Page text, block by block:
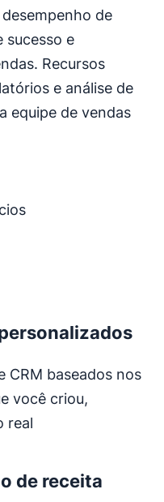
de
sucesso e
Recursos
e análise de
equipe de vendas
CRM baseados nos
você criou,
real
de receita